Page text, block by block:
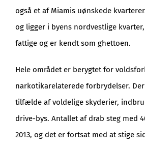
også et af Miamis uønskede
og ligger i byens nordvestlige
fattige og er kendt som ghettoen.
Hele området er berygtet for
narkotikarelaterede forbrydelser.
tilfælde af voldelige skyderier,
drive-bys. Antallet af drab steg med
2013, og det er fortsat med at stige